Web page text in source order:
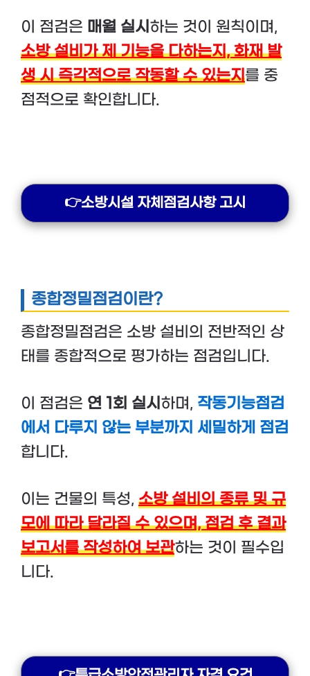
이 점검은 매월 실시 하는 것이 원칙이며,
소방 설비가 제 기능을 다하는지, 화재 발
생 시 즉각적으로 작동할 수 있는지를 중
점적으로 확인합니다.
👉소방시설 자체점검사항 고시
종합정밀점검이란?
종합정밀점검은 소방 설비의 전반적인 상
태를 종합적으로 평가하는 점검입니다.
이 점검은 연 1회 실시 하며, 작동기능점검
에서 다루지 않는 부분까지 세밀하게 점검
합니다.
이는 건물의 특성, 소방 설비의 종류 및 규
모에 따라 달라질 수 있으며, 점검 후 결과
보고서를 작성하여 보관하는 것이 필수입
니다.